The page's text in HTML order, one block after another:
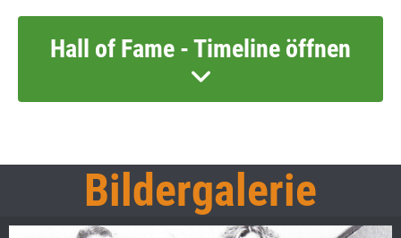
Hall of Fame - Timeline öffnen
Bildergalerie